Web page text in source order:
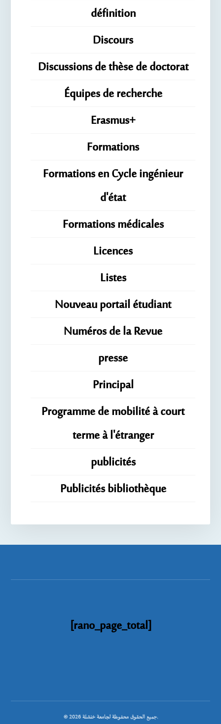
définition
Discours
Discussions de thèse de doctorat
Équipes de recherche
Erasmus+
Formations
Formations en Cycle ingénieur
d'état
Formations médicales
Licences
Listes
Nouveau portail étudiant
Numéros de la Revue
presse
Principal
Programme de mobilité à court
terme à l'étranger
publicités
Publicités bibliothèque
[rano_page_total]
© جميع الحقوق محفوظة لجامعة خنشلة 2026.